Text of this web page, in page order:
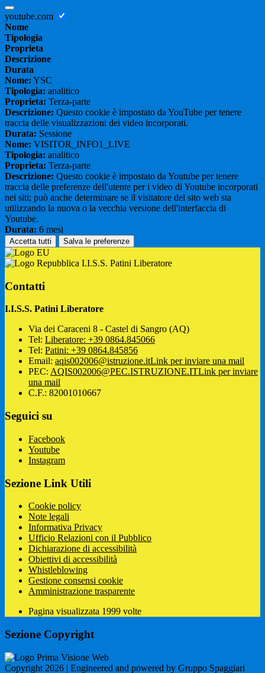
youtube.com
Nome
Tipologia
Proprieta
Descrizione
Durata
Nome: YSC
Tipologia: analitico
Proprieta: Terza-parte
Descrizione: Questo cookie è impostato da YouTube per tenere
traccia delle visualizzazioni dei video incorporati.
Durata: Sessione
Nome: VISITOR_INFO1_LIVE
Tipologia: analitico
Proprieta: Terza-parte
Descrizione: Questo cookie è impostato da Youtube per tenere
traccia delle preferenze dell'utente per i video di Youtube incorporati
nei siti; può anche determinare se il visitatore del sito web sta
utilizzando la nuova o la vecchia versione dell'interfaccia di
Youtube.
Durata: 6 mesi
Accetta tutti Salva le preferenze
I.I.S.S. Patini Liberatore
Contatti
I.I.S.S. Patini Liberatore
Via dei Caraceni 8 - Castel di Sangro (AQ)
Tel: Liberatore: +39 0864.845066
Tel: Patini: +39 0864.845856
Email: aqis002006@istruzione.itLink per inviare una mail
PEC: AQIS002006@PEC.ISTRUZIONE.ITLink per inviare
una mail
C.F.: 82001010667
Seguici su
Facebook
Youtube
Instagram
Sezione Link Utili
Cookie policy
Note legali
Informativa Privacy
Ufficio Relazioni con il Pubblico
Dichiarazione di accessibilità
Obiettivi di accessibilità
Whistleblowing
Gestione consensi cookie
Amministrazione trasparente
Pagina visualizzata 1999 volte
Sezione Copyright
Copyright 2026 | Engineered and powered by Gruppo Spaggiari